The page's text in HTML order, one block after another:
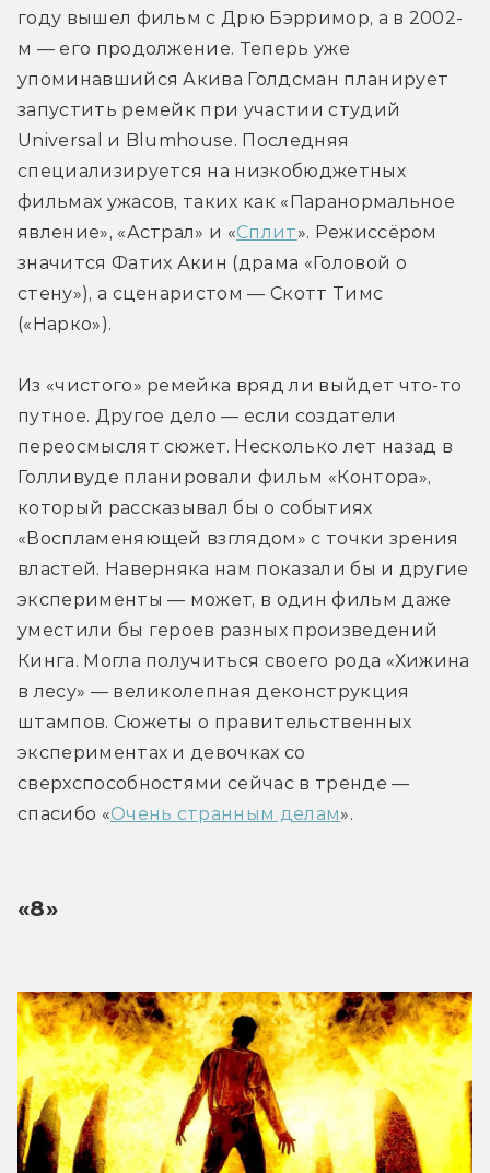
году вышел фильм с Дрю Бэрримор, а в 2002-
м — его продолжение. Теперь уже
упоминавшийся Акива Голдсман планирует
запустить ремейк при участии студий
Universal и Blumhouse. Последняя
специализируется на низкобюджетных
фильмах ужасов, таких как «Паранормальное
явление», «Астрал» и «Сплит». Режиссёром
значится Фатих Акин (драма «Головой о
стену»), а сценаристом — Скотт Тимс
(«Нарко»).
Из «чистого» ремейка вряд ли выйдет что-то
путное. Другое дело — если создатели
переосмыслят сюжет. Несколько лет назад в
Голливуде планировали фильм «Контора»,
который рассказывал бы о событиях
«Воспламеняющей взглядом» с точки зрения
властей. Наверняка нам показали бы и другие
эксперименты — может, в один фильм даже
уместили бы героев разных произведений
Кинга. Могла получиться своего рода «Хижина
в лесу» — великолепная деконструкция
штампов. Сюжеты о правительственных
экспериментах и девочках со
сверхспособностями сейчас в тренде —
спасибо «Очень странным делам».
«8»